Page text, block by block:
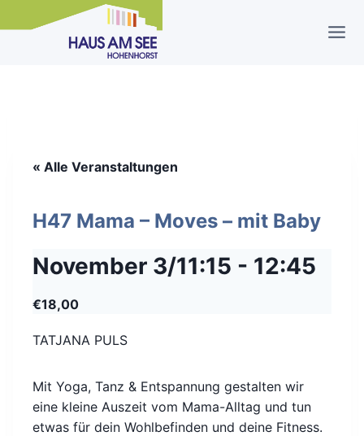
Inhalt
« Alle Veranstaltungen
H47 Mama – Moves – mit Baby
November 3/11:15 - 12:45
€18,00
TATJANA PULS
Mit Yoga, Tanz & Entspannung gestalten wir
eine kleine Auszeit vom Mama-Alltag und tun
etwas für dein Wohlbefinden und deine Fitness.